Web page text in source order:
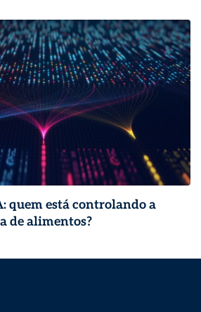
quem está controlando a
de alimentos?